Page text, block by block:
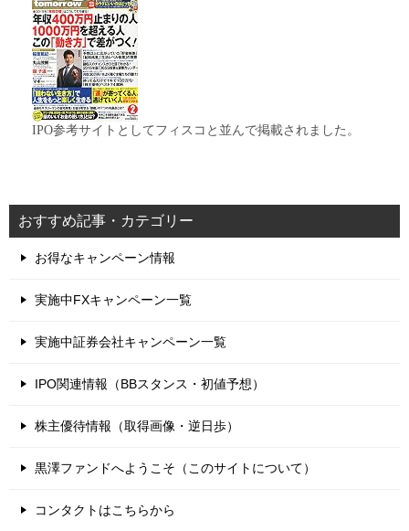
IPO参考サイトとしてフィスコと並んで掲載されました。
おすすめ記事・カテゴリー
お得なキャンペーン情報
実施中FXキャンペーン一覧
実施中証券会社キャンペーン一覧
IPO関連情報（BBスタンス・初値予想）
株主優待情報（取得画像・逆日歩）
黒澤ファンドへようこそ（このサイトについて）
コンタクトはこちらから